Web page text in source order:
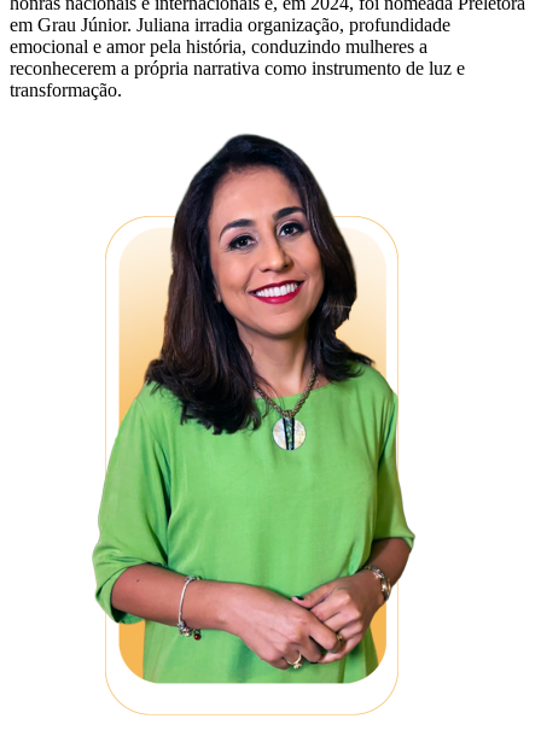
em Grau Júnior. Juliana irradia organização, profundidade
emocional e amor pela história, conduzindo mulheres a
reconhecerem a própria narrativa como instrumento de luz e
transformação.